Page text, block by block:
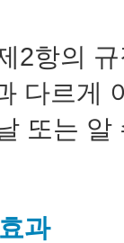
2항의
다르게
또는
과